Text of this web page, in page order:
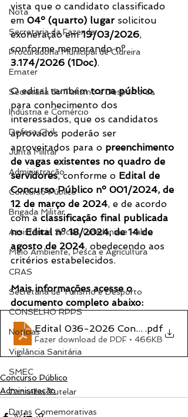
Nota
Secretaria da Fazenda
Procuradoria Municipal de Cidreira
Emater
Secretaria do Turismo e Desporto de
Indústria e Comércio
Defesa Civil
Junta Militar
Administração
Concurso Público
Brigada Militar
Assistência Social, Cidadania e Hab
Meio Ambiente, Pesca e Agricultura
CRAS
Secretaria de Turismo e Desporto
CONSELHO RPPS
Notícias
Vigilância Sanitária
SMEC
Conselho Tutelar
Datas Comemorativas
vista que o candidato classificado
em 04º (quarto) lugar solicitou
exoneração em 19/03/2026,
conforme memorando nº
3.174/2026 (1Doc).
O edital também torna público,
para conhecimento dos
interessados, que os candidatos
aprovados poderão ser
aproveitados para o preenchimento
de vagas existentes no quadro de
servidores, conforme o Edital de
Concurso Público nº 001/2024, de
12 de março de 2024, e de acordo
com a classificação final publicada
no Edital nº 18/2024, de 14 de
agosto de 2024, obedecendo aos
critérios estabelecidos.
Mais informações acesse o
documento completo abaixo:
Edital 036-2026 Concurso
.pdf
Fazer download de PDF • 466KB
Concurso Público
Administração